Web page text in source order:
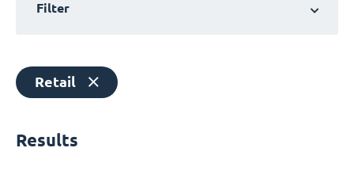
Filter
Retail
Results